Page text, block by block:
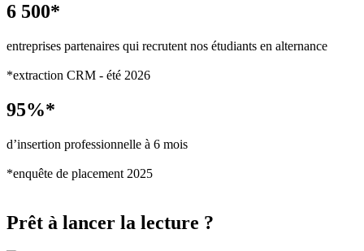
6 500*
entreprises partenaires qui recrutent nos étudiants en alternance
*extraction CRM - été 2026
95%*
d’insertion professionnelle à 6 mois
*enquête de placement 2025
Prêt à lancer la lecture ?